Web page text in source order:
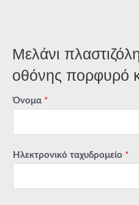
Μελάνι
οθόνης πορφυρό
Όνομα *
Ηλεκτρονικό ταχυδρομείο *